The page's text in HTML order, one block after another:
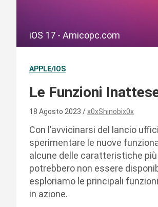
iOS 17 - Amicopc.com
APPLE/IOS
Le Funzioni
18 Agosto 2023 x0xShinobix0x
Con l’avvicinarsi del lancio
sperimentare le nuove
alcune delle caratteristiche
potrebbero non essere
esploriamo le principali
in azione.